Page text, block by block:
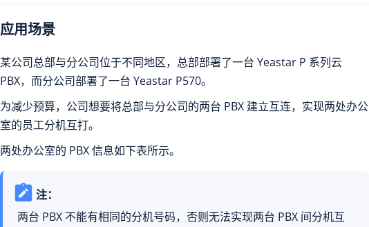
应用场景
某公司总部与分公司位于不同地区，总部部署了一台 Yeastar P 系列云
PBX，而分公司部署了一台 Yeastar P570。
为减少预算，公司想要将总部与分公司的两台 PBX 建立互连，实现两处办公
室的员工分机互打。
两处办公室的 PBX 信息如下表所示。
注：
两台 PBX 不能有相同的分机号码，否则无法实现两台 PBX 间分机互